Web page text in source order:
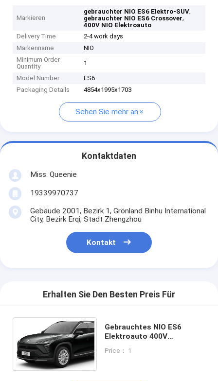
Markieren
gebrauchter NIO ES6 Elektro-SUV,
gebrauchter NIO ES6 Crossover,
400V NIO Elektroauto
Delivery Time
2-4 work days
Markenname
NIO
Minimum Order
Quantity
1
Model Number
ES6
Packaging Details
4854x1995x1703
Sehen Sie mehr an
Kontaktdaten
Miss. Queenie
19339970737
Gebäude 2001, Bezirk 1, Grönland Binhu International
City, Bezirk Erqi, Stadt Zhengzhou
Kontakt
Erhalten Sie Den Besten Preis Für
Gebrauchtes NIO ES6
Elektroauto 400V
Energie-Elektro-Crossover
Price： 1